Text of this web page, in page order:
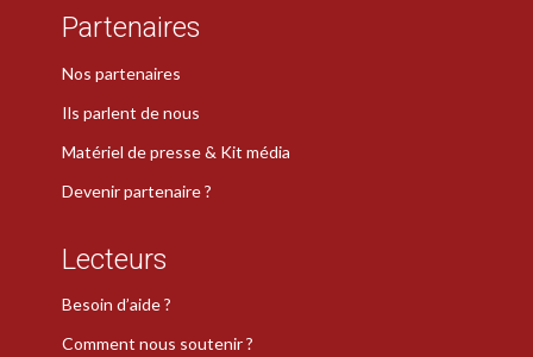
Partenaires
Nos partenaires
Ils parlent de nous
Matériel de presse & Kit média
Devenir partenaire ?
Lecteurs
Besoin d’aide ?
Comment nous soutenir ?